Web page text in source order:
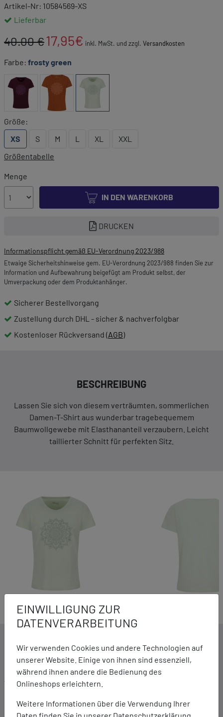
EINWILLIGUNG ZUR
DATENVERARBEITUNG
Wir verwenden Cookies und andere Technologien auf
unserer Website. Einige von ihnen sind essenziell,
während ihnen andere die Bedienung des
Onlineshops erleichtern.
Weitere Informationen über die Verwendung Ihrer
Artikel-Nr: 10584569-XS
Lieferbar
40.00 €17,95€ inkl. MwSt. und zzgl. Versandkosten
Farbe: frosty green
Größe:
XS
S M L XL
XXL
Größentabelle
Menge
IN DEN WARENKORB
DRUCKEN
Informationspflicht gemäß EU-Verordnung 2023/988
Etwaige Sicherheitshinweise gem. EU-Verordnung 2023/988 finden Sie zur
Information und Aufbewahrung beigefügt am Produkt selbst, der
Umverpackung oder dem Produktanhänger.
Sicherer Bestellvorgang
Zustellung durch DHL - sicher & nachverfolgbar
Kostenloser Rückversand (AGB)
BESCHREIBUNG
Lassen Sie sich von diesem verträumten, sommerlichen
Damen-T-Shirt aus wunderbar tragebequemem
Baumwollgewebe mit Elasthananteil verzaubern. Leicht
taillierter Schnitt für perfekten Sitz.
Modischer "Mandal"- Print
Leicht taillierter Schnitt
Trageangenehmes Baumwollgewebe